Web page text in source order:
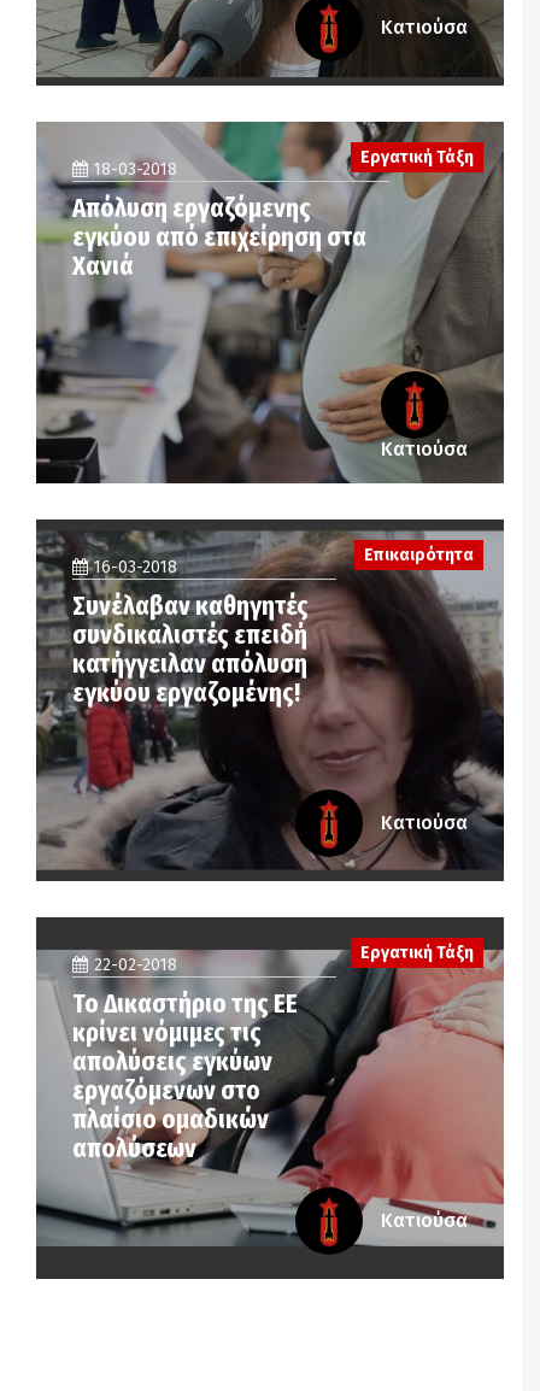
Κατιούσα
Εργατική Τάξη
18-03-2018
Απόλυση εργαζόμενης
εγκύου από επιχείρηση στα
Χανιά
Κατιούσα
16-03-2018
Συνέλαβαν καθηγητές
συνδικαλιστές επειδή
κατήγγειλαν απόλυση
εγκύου εργαζομένης!
Επικαιρότητα
Κατιούσα
22-02-2018
Το Δικαστήριο της ΕΕ
κρίνει νόμιμες τις
απολύσεις εγκύων
εργαζόμενων στο
πλαίσιο ομαδικών
απολύσεων
Εργατική Τάξη
Κατιούσα